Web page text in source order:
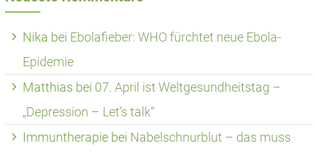
Nika bei Ebolafieber: WHO fürchtet neue Ebola-
Epidemie
Matthias bei 07. April ist Weltgesundheitstag –
„Depression – Let’s talk“
Immuntherapiebei Nabelschnurblut – das muss